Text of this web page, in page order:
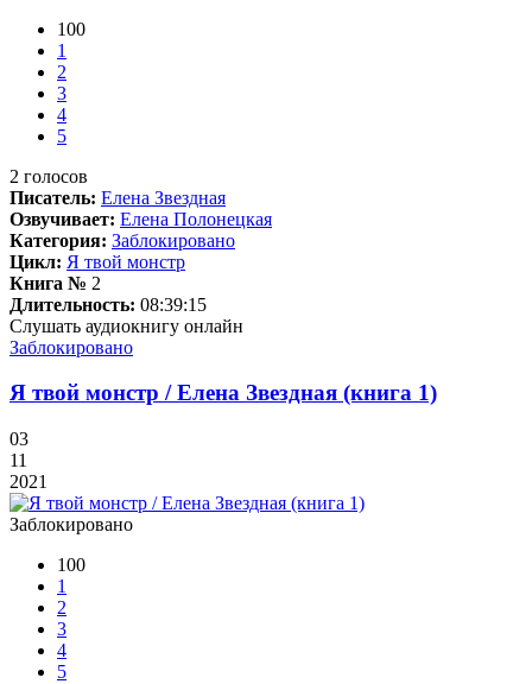
100
1
2
3
4
5
2 голосов
Писатель: Елена Звездная
Озвучивает: Елена Полонецкая
Категория: Заблокировано
Цикл: Я твой монстр
Книга № 2
Длительность: 08:39:15
Слушать аудиокнигу онлайн
Заблокировано
Я твой монстр / Елена Звездная (книга 1)
03
11
2021
Заблокировано
100
1
2
3
4
5